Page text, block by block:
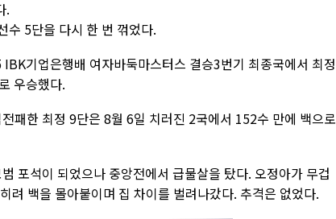
.
수 5단을 다시 한 번 꺾었다.
기업은행배 여자바둑마스터스 결승3번기 최종국에서 최정
우승했다.
패한 최정 9단은 8월 6일 치러진 2국에서 152수 만에 백으로
포석이 되었으나 중앙전에서 급물살을 탔다. 오정아가 무겁
려 백을 몰아붙이며 집 차이를 벌려나갔다. 추격은 없었다.